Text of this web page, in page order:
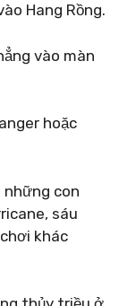
Hang Rồng.
vào màn
hoặc
những con
sáu
khác